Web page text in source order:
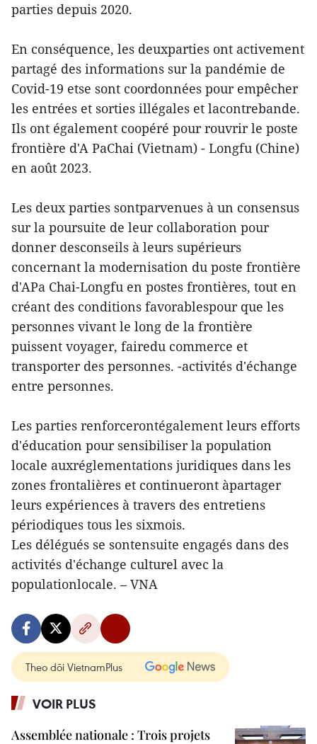
parties depuis 2020.
En conséquence, les deuxparties ont activement
partagé des informations sur la pandémie de
Covid-19 etse sont coordonnées pour empêcher
les entrées et sorties illégales et lacontrebande.
Ils ont également coopéré pour rouvrir le poste
frontière d'A PaChai (Vietnam) - Longfu (Chine)
en août 2023.
Les deux parties sontparvenues à un consensus
sur la poursuite de leur collaboration pour
donner desconseils à leurs supérieurs
concernant la modernisation du poste frontière
d'APa Chai-Longfu en postes frontières, tout en
créant des conditions favorablespour que les
personnes vivant le long de la frontière
puissent voyager, fairedu commerce et
transporter des personnes. -activités d'échange
entre personnes.
Les parties renforcerontégalement leurs efforts
d'éducation pour sensibiliser la population
locale auxréglementations juridiques dans les
zones frontalières et continueront àpartager
leurs expériences à travers des entretiens
périodiques tous les sixmois.
Les délégués se sontensuite engagés dans des
activités d'échange culturel avec la
populationlocale. – VNA
Theo dõi VietnamPlus
VOIR PLUS
Assemblée nationale : Trois projets